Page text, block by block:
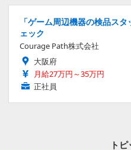
「ゲーム周辺機器の検品ス
ェック
Courage Path株式会社
大阪府
月給27万円～35万円
正社員
ト